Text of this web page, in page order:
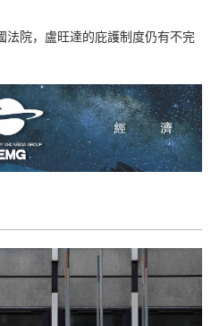
法院，盧旺達的庇護制度仍有不完